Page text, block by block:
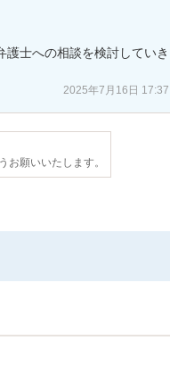
士への相談を検討していき
2025年7月16日 17:37
お願いいたします。